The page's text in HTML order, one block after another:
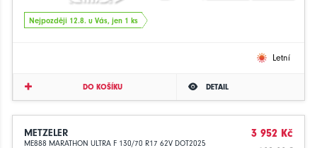
Nejpozději 12.8. u Vás, jen 1 ks
Letní
DO KOŠÍKU DETAIL
METZELER
ME888 MARATHON ULTRA F 130/70 R17 62V DOT2025
3 952 Kč